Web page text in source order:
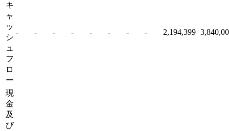
キ
ャ
ッ
シ
ュ
フ
ロ
ー
- - - - - - - - 2,194,399
現
金
及
び